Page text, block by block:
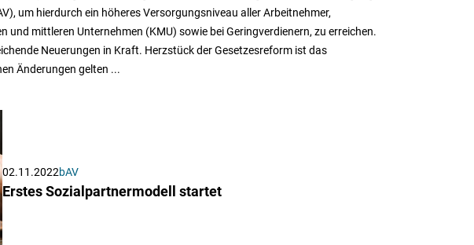
um hierdurch ein höheres Versorgungsniveau aller Arbeitnehmer,
und mittleren Unternehmen (KMU) sowie bei Geringverdienern, zu erreichen.
Neuerungen in Kraft. Herzstück der Gesetzesreform ist das
Änderungen gelten ...
02.11.2022bAV
Erstes Sozialpartnermodell startet